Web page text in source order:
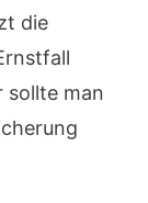
die
sollte man